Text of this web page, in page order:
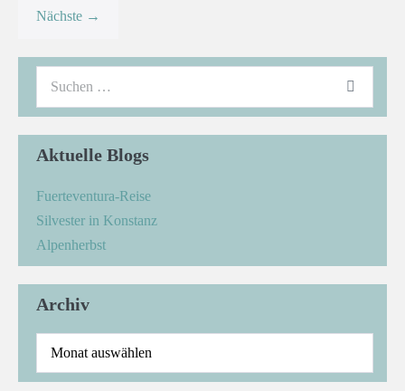
Nächste →
Aktuelle Blogs
Fuerteventura-Reise
Silvester in Konstanz
Alpenherbst
Archiv